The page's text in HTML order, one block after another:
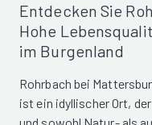
Entdecken Sie
Hohe
im Burgenland
Rohrbach bei
ist ein idyllischer Ort,